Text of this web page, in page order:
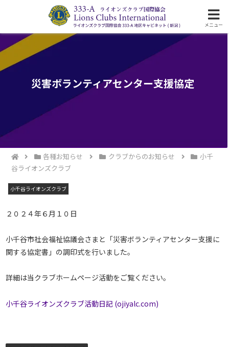
ライオンズクラブ国際協会333-A地区の活動
災害ボランティアセンター支援協定
各種お知らせ クラブからのお知らせ
小千
谷ライオンズクラブ
小千谷ライオンズクラブ
２０２４年６月１０日
小千谷市社会福祉協議会さまと「災害ボランティアセンター支援に
関する協定書」の調印式を行いました。
詳細は当クラブホームページ活動をご覧ください。
小千谷ライオンズクラブ活動日記 (ojiyalc.com)
メニュー